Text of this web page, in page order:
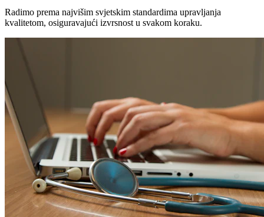
Radimo prema najvišim svjetskim standardima upravljanja
kvalitetom, osiguravajući izvrsnost u svakom koraku.